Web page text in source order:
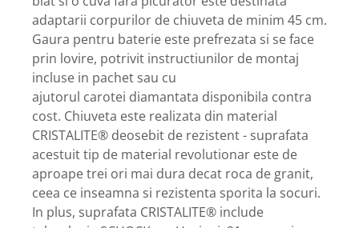
adaptarii corpurilor de chiuveta de minim 45 cm.
Gaura pentru baterie este prefrezata si se face
prin lovire, potrivit instructiunilor de montaj
incluse in pachet sau cu
ajutorul carotei diamantata disponibila contra
cost. Chiuveta este realizata din material
CRISTALITE® deosebit de rezistent - suprafata
acestuit tip de material revolutionar este de
aproape trei ori mai dura decat roca de granit,
ceea ce inseamna si rezistenta sporita la socuri.
In plus, suprafata CRISTALITE® include